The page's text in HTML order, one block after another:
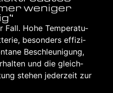
weni­ger
Fall. Hohe Tem­pe­ra­tu­
beson­ders effi­zi­
Beschleu­ni­gung,
und die gleich­
ste­hen jeder­zeit zur